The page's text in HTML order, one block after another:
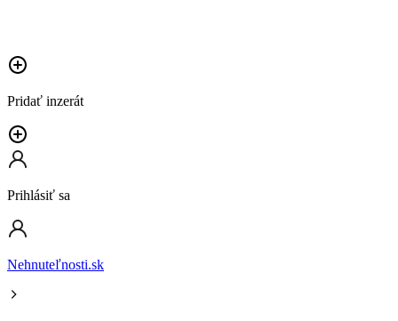
Pridať inzerát
Prihlásiť sa
Nehnuteľnosti.sk